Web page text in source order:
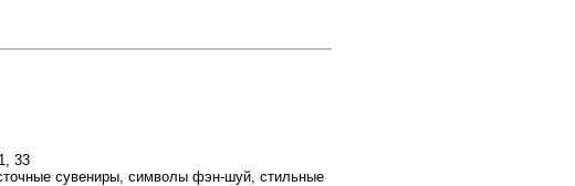
33
сувениры, символы фэн-шуй, стильные